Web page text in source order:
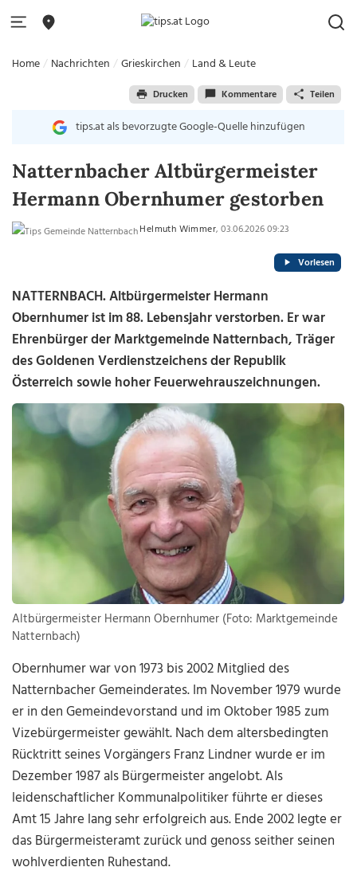
Home Nachrichten Grieskirchen Land & Leute
Drucken Kommentare Teilen
tips.at als bevorzugte Google-Quelle hinzufügen
Natternbacher Altbürgermeister
Hermann Obernhumer gestorben
Helmuth Wimmer, 03.06.2026 09:23
Vorlesen
NATTERNBACH. Altbürgermeister Hermann
Obernhumer ist im 88. Lebensjahr verstorben. Er war
Ehrenbürger der Marktgemeinde Natternbach, Träger
des Goldenen Verdienstzeichens der Republik
Österreich sowie hoher Feuerwehrauszeichnungen.
Altbürgermeister Hermann Obernhumer (Foto: Marktgemeinde
Natternbach)
Obernhumer war von 1973 bis 2002 Mitglied des
Natternbacher Gemeinderates. Im November 1979 wurde
er in den Gemeindevorstand und im Oktober 1985 zum
Vizebürgermeister gewählt. Nach dem altersbedingten
Rücktritt seines Vorgängers Franz Lindner wurde er im
Dezember 1987 als Bürgermeister angelobt. Als
leidenschaftlicher Kommunalpolitiker führte er dieses
Amt 15 Jahre lang sehr erfolgreich aus. Ende 2002 legte er
das Bürgermeisteramt zurück und genoss seither seinen
wohlverdienten Ruhestand.